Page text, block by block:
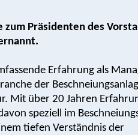
Präsidenten des
Erfahrung als
der
Mit über 20 Jahren
speziell im
tiefen Verständnis der